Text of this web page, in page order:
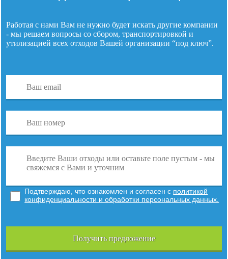
Работая с нами Вам не нужно будет искать другие компании
- мы решаем вопросы со сбором, транспортировкой и
утилизациейвсех отходов Вашей организации “под ключ”.
Подтверждаю, что ознакомлен и согласен с политикой
конфиденциальности и обработки персональных данных.
Получить предложение